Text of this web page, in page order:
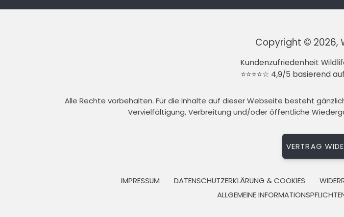
Copyright © 2026,
Kundenzufriedenheit
⭐⭐⭐⭐☆ 4,9/5 basierend
Alle Rechte vorbehalten. Für die Inhalte auf dieser Webseite besteht
Vervielfältigung, Verbreitung und/oder öffentliche
VERTRAG
IMPRESSUM DATENSCHUTZERKLÄRUNG & COOKIES
ALLGEMEINE